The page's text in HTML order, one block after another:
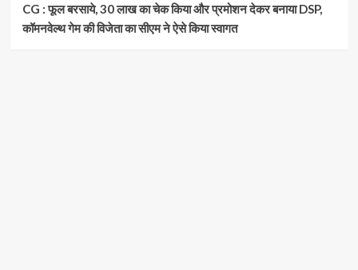
CG : फूल बरसाये, 30 लाख का चेक किया और प्रमोशन देकर बनाया DSP,
कॉमनवेल्थ गेम की विजेता का सीएम ने ऐसे किया स्वागत